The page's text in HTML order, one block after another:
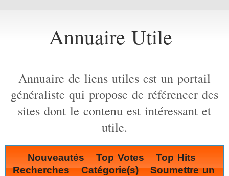
Annuaire Utile
Annuaire de liens utiles est un portail
généraliste qui propose de référencer des
sites dont le contenu est intéressant et
utile.
Nouveautés Top Votes
Top Hits
Recherches
Catégorie(s)
Soumettre un